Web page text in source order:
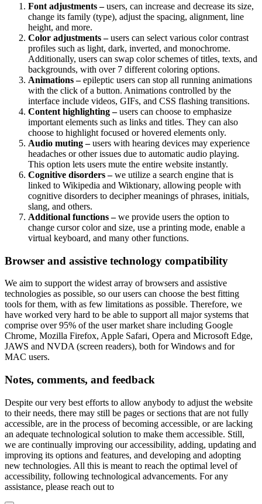
Font adjustments –users, can increase and decrease its size,
change its family (type), adjust the spacing, alignment, line
height, and more.
Color adjustments –users can select various color contrast
profiles such as light, dark, inverted, and monochrome.
Additionally, users can swap color schemes of titles, texts, and
backgrounds, with over 7 different coloring options.
Animations –epileptic users can stop all running animations
with the click of a button. Animations controlled by the
interface include videos, GIFs, and CSS flashing transitions.
Content highlighting –users can choose to emphasize
important elements such as links and titles. They can also
choose to highlight focused or hovered elements only.
Audio muting –users with hearing devices may experience
headaches or other issues due to automatic audio playing.
This option lets users mute the entire website instantly.
Cognitive disorders –we utilize a search engine that is
linked to Wikipedia and Wiktionary, allowing people with
cognitive disorders to decipher meanings of phrases, initials,
slang, and others.
Additional functions –we provide users the option to
change cursor color and size, use a printing mode, enable a
virtual keyboard, and many other functions.
Browser and assistive technology compatibility
We aim to support the widest array of browsers and assistive
technologies as possible, so our users can choose the best fitting
tools for them, with as few limitations as possible. Therefore, we
have worked very hard to be able to support all major systems that
comprise over 95% of the user market share including Google
Chrome, Mozilla Firefox, Apple Safari, Opera and Microsoft Edge,
JAWS and NVDA (screen readers), both for Windows and for
MAC users.
Notes, comments, and feedback
Despite our very best efforts to allow anybody to adjust the website
to their needs, there may still be pages or sections that are not fully
accessible, are in the process of becoming accessible, or are lacking
an adequate technological solution to make them accessible. Still,
we are continually improving our accessibility, adding, updating and
improving its options and features, and developing and adopting
new technologies. All this is meant to reach the optimal level of
accessibility, following technological advancements. For any
assistance, please reach out to